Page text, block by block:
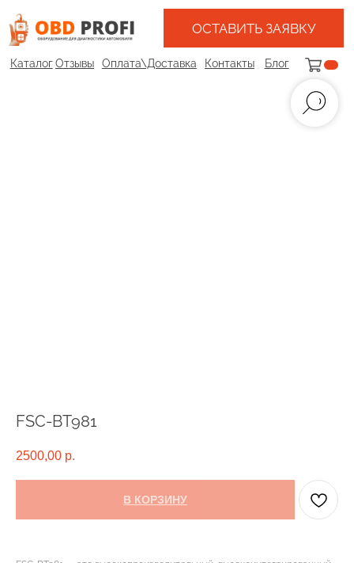
Каталог
FSC-BT981
2500,00 р.
В КОРЗИНУ